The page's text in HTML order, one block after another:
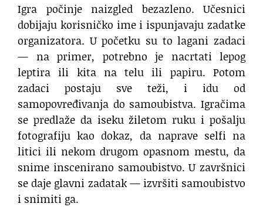
Igra počinje naizgled bezazleno. Učesnici
dobijaju korisničko ime i ispunjavaju zadatke
organizatora. U početku su to lagani zadaci
— na primer, potrebno je nacrtati lepog
leptira ili kita na telu ili papiru. Potom
zadaci postaju sve teži, i idu od
samopovređivanja do samoubistva. Igračima
se predlaže da iseku žiletom ruku i pošalju
fotografiju kao dokaz, da naprave selfi na
litici ili nekom drugom opasnom mestu, da
snime inscenirano samoubistvo. U završnici
se daje glavni zadatak — izvršiti samoubistvo
i snimiti ga.